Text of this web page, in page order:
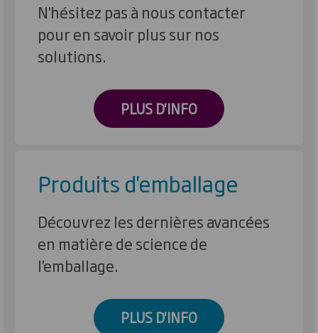
N'hésitez pas à nous contacter
pour en savoir plus sur nos
solutions.
PLUS D'INFO
Produits d'emballage
Découvrez les dernières avancées
en matière de science de
l'emballage.
PLUS D'INFO